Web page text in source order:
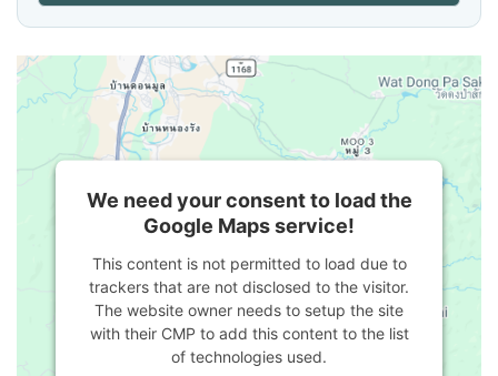
We need your consent to load the
Google Maps service!
This content is not permitted to load due to
trackers that are not disclosed to the visitor.
The website owner needs to setup the site
with their CMP to add this content to the list
of technologies used.